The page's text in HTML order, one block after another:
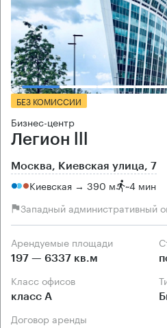
БЕЗ КОМИССИИ
Бизнес-центр
Легион lll
Москва, Киевская улица, 7
Киевская → 390 м ~4 мин
Западный административный
Арендуемые площади
197 — 6337 кв.м
Класс офисов
класс А
Договор аренды